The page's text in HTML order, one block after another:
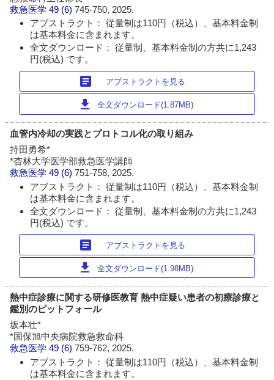
救急医学 49 (6)745-750, 2025.
アブストラクト： 従量制は110円（税込）、基本料金制
は基本料金に含まれます。
全文ダウンロード： 従量制、基本料金制の方共に1,243
円(税込) です。
article アブストラクトを見る
download 全文ダウンロード(1.87MB)
血管内冷却の実践とプロトコル化の取り組み
持田勇希*
*杏林大学医学部救急医学講師
救急医学 49 (6)751-758, 2025.
アブストラクト： 従量制は110円（税込）、基本料金制
は基本料金に含まれます。
全文ダウンロード： 従量制、基本料金制の方共に1,243
円(税込) です。
article アブストラクトを見る
download 全文ダウンロード(1.98MB)
熱中症診療に関する研修医教育 熱中症疑い患者の初療診療と
鑑別のピットフォール
坂本壮*
*国保旭中央病院救急救命科
救急医学 49 (6)759-762, 2025.
アブストラクト： 従量制は110円（税込）、基本料金制
は基本料金に含まれます。